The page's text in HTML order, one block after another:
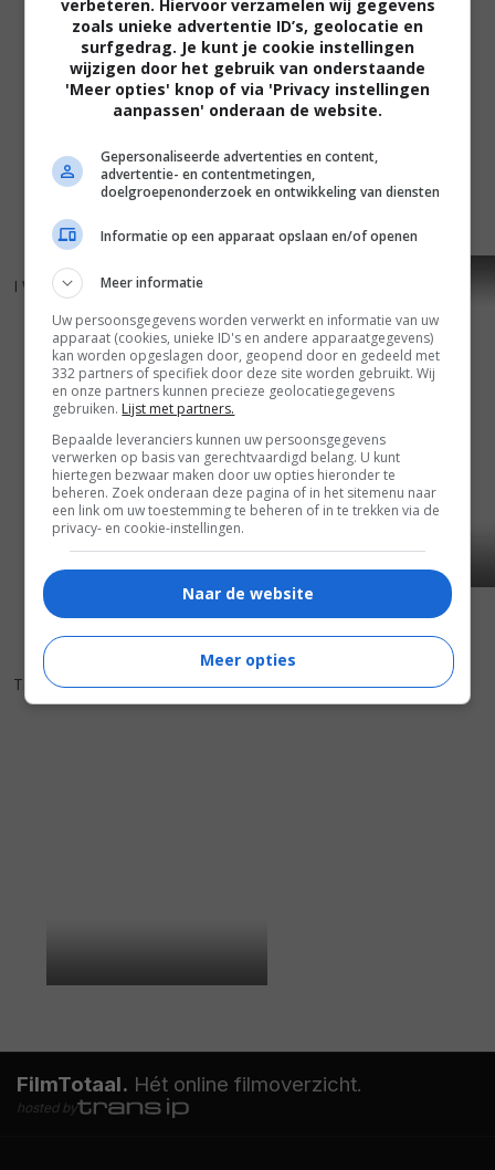
7,5
I Wish (2011)
Tampopo (1985)
FilmTotaal. Hét online filmoverzicht.
hosted by
verbeteren. Hiervoor verzamelen wij gegevens
zoals unieke advertentie ID’s, geolocatie en
surfgedrag. Je kunt je cookie instellingen
wijzigen door het gebruik van onderstaande
'Meer opties' knop of via 'Privacy instellingen
aanpassen' onderaan de website.
Gepersonaliseerde advertenties en content,
advertentie- en contentmetingen,
doelgroepenonderzoek en ontwikkeling van diensten
Informatie op een apparaat opslaan en/of openen
Meer informatie
Uw persoonsgegevens worden verwerkt en informatie van uw
apparaat (cookies, unieke ID's en andere apparaatgegevens)
kan worden opgeslagen door, geopend door en gedeeld met
332 partners of specifiek door deze site worden gebruikt. Wij
en onze partners kunnen precieze geolocatiegegevens
gebruiken. Lijst met partners.
Bepaalde leveranciers kunnen uw persoonsgegevens
verwerken op basis van gerechtvaardigd belang. U kunt
hiertegen bezwaar maken door uw opties hieronder te
beheren. Zoek onderaan deze pagina of in het sitemenu naar
een link om uw toestemming te beheren of in te trekken via de
privacy- en cookie-instellingen.
Naar de website
Meer opties